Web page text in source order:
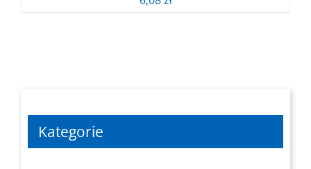
Kategorie